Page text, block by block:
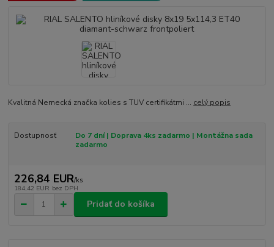
Kvalitná Nemecká značka kolies s TUV certifikátmi ... celý popis
Dostupnosť
Do 7 dní | Doprava 4ks zadarmo | Montážna sada
zadarmo
226,84 EUR/ks
184,42 EUR bez DPH
Pridať do košíka